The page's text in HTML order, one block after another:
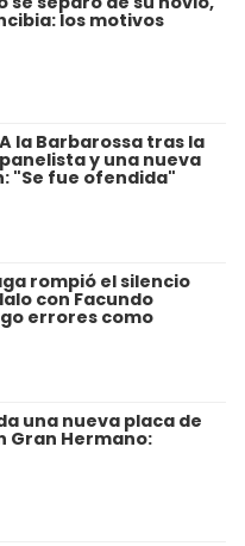
los motivos
la Barbarossa tras la
y una nueva
"Se fue ofendida"
rompió el silencio
con Facundo
errores como
una nueva placa de
Gran Hermano: